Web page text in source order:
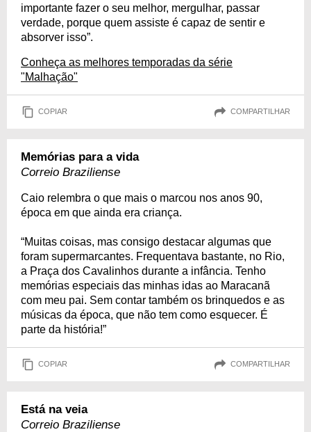
importante fazer o seu melhor, mergulhar, passar
verdade, porque quem assiste é capaz de sentir e
absorver isso”.
Conheça as melhores temporadas da série
"Malhação"
COPIAR COMPARTILHAR
Memórias para a vida
Correio Braziliense
Caio relembra o que mais o marcou nos anos 90,
época em que ainda era criança.
“Muitas coisas, mas consigo destacar algumas que
foram supermarcantes. Frequentava bastante, no Rio,
a Praça dos Cavalinhos durante a infância. Tenho
memórias especiais das minhas idas ao Maracanã
com meu pai. Sem contar também os brinquedos e as
músicas da época, que não tem como esquecer. É
parte da história!”
COPIAR COMPARTILHAR
Está na veia
Correio Braziliense